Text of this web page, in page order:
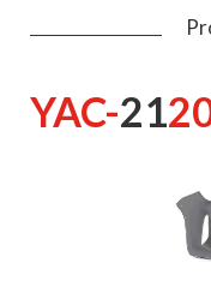
YAC-21